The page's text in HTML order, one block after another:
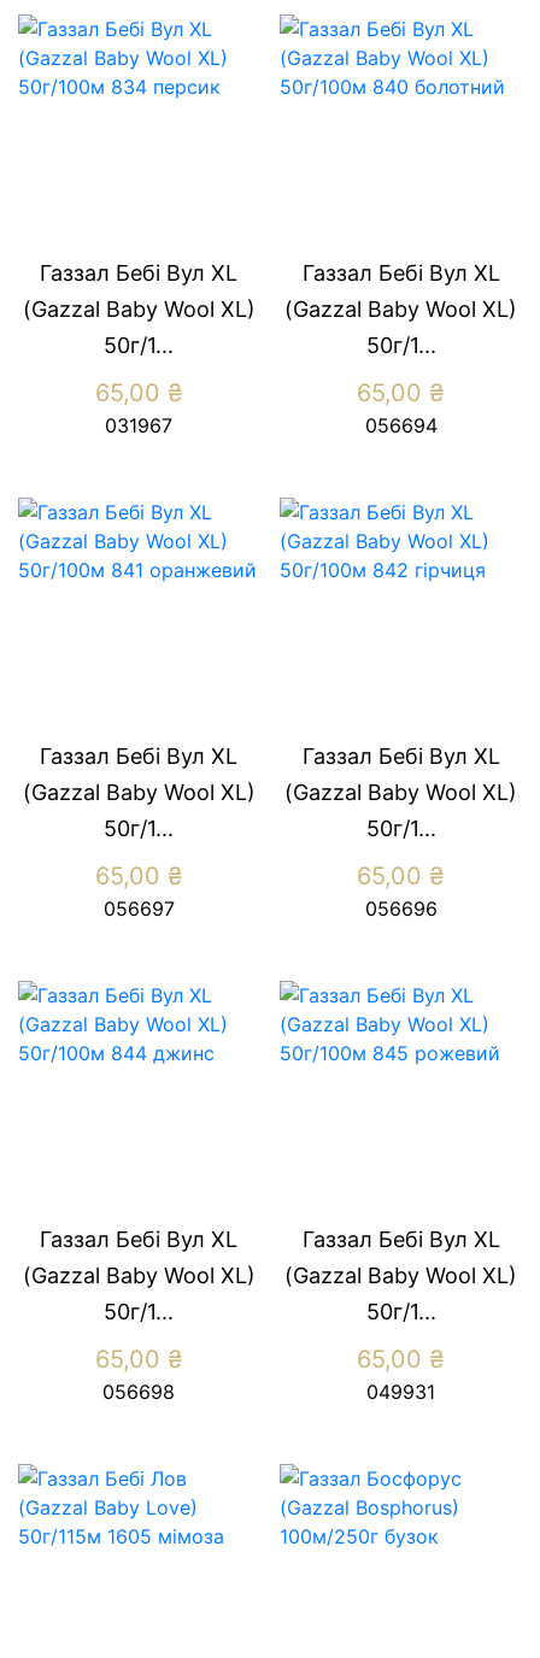
Газзал Бебі Вул XL
(Gazzal Baby Wool XL)
50г/1...
65,00 ₴
031967
Газзал Бебі Вул XL
(Gazzal Baby Wool XL)
50г/1...
65,00 ₴
056694
Газзал Бебі Вул XL
(Gazzal Baby Wool XL)
50г/1...
65,00 ₴
056697
Газзал Бебі Вул XL
(Gazzal Baby Wool XL)
50г/1...
65,00 ₴
056696
Газзал Бебі Вул XL
(Gazzal Baby Wool XL)
50г/1...
65,00 ₴
056698
Газзал Бебі Вул XL
(Gazzal Baby Wool XL)
50г/1...
65,00 ₴
049931